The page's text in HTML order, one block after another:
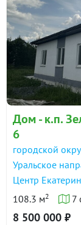
Дом - к.п.
6
городской
Уральское
Центр
108.3 м2 7
8 500 000 ₽